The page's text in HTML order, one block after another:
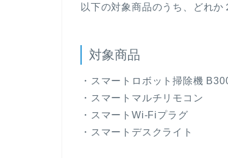
以下の対象商品のうち、どれか
対象商品
・スマートロボット掃除機
・スマートマルチリモコン
・スマートWi-Fiプラグ
・スマートデスクライト